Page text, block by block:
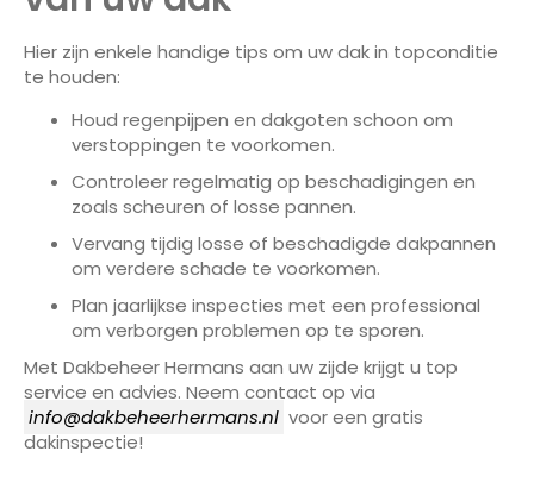
Hier zijn enkele handige tips om uw dak in topconditie
te houden:
Houd regenpijpen en dakgoten schoon om
verstoppingen te voorkomen.
Controleer regelmatig op beschadigingen en
zoals scheuren of losse pannen.
Vervang tijdig losse of beschadigde dakpannen
om verdere schade te voorkomen.
Plan jaarlijkse inspecties met een professional
om verborgen problemen op te sporen.
Met Dakbeheer Hermans aan uw zijde krijgt u top
service en advies. Neem contact op via
info@dakbeheerhermans.nl voor een gratis
dakinspectie!